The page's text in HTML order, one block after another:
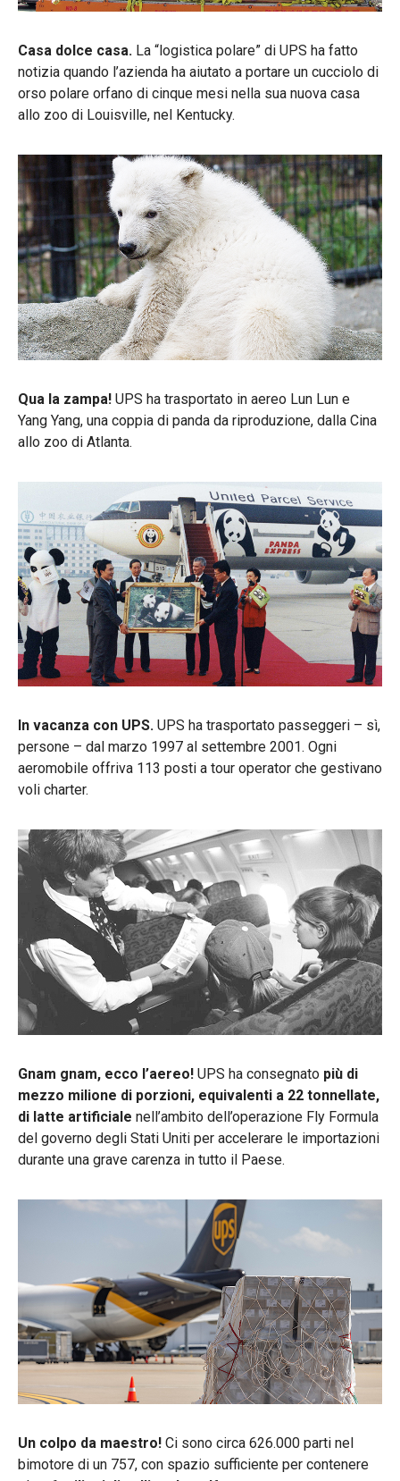
Casa dolce casa. La “logistica polare” di UPS ha fatto
notizia quando l’azienda ha aiutato a portare un cucciolo di
orso polare orfano di cinque mesi nella sua nuova casa
allo zoo di Louisville, nel Kentucky.
Qua la zampa! UPS ha trasportato in aereo Lun Lun e
Yang Yang, una coppia di panda da riproduzione, dalla Cina
allo zoo di Atlanta.
In vacanza con UPS. UPS ha trasportato passeggeri – sì,
persone – dal marzo 1997 al settembre 2001. Ogni
aeromobile offriva 113 posti a tour operator che gestivano
voli charter.
Gnam gnam, ecco l’aereo! UPS ha consegnato più di
mezzo milione di porzioni, equivalenti a 22 tonnellate,
di latte artificiale nell’ambito dell’operazione Fly Formula
del governo degli Stati Uniti per accelerare le importazioni
durante una grave carenza in tutto il Paese.
Un colpo da maestro! Ci sono circa 626.000 parti nel
bimotore di un 757, con spazio sufficiente per contenere